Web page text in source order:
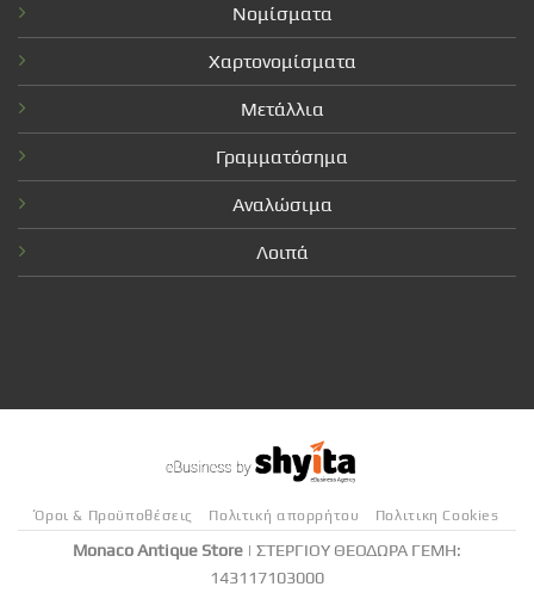
Νομίσματα
Χαρτονομίσματα
Μετάλλια
Γραμματόσημα
Αναλώσιμα
Λοιπά
Όροι & Προϋποθέσεις Πολιτική απορρήτου Πολιτικη Cookies
Monaco Antique Store | ΣΤΕΡΓΙΟΥ ΘΕΟΔΩΡΑ ΓΕΜΗ:
143117103000